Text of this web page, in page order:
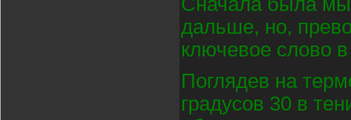
дальше, но,
ключевое слово
Поглядев на
градусов 30 в